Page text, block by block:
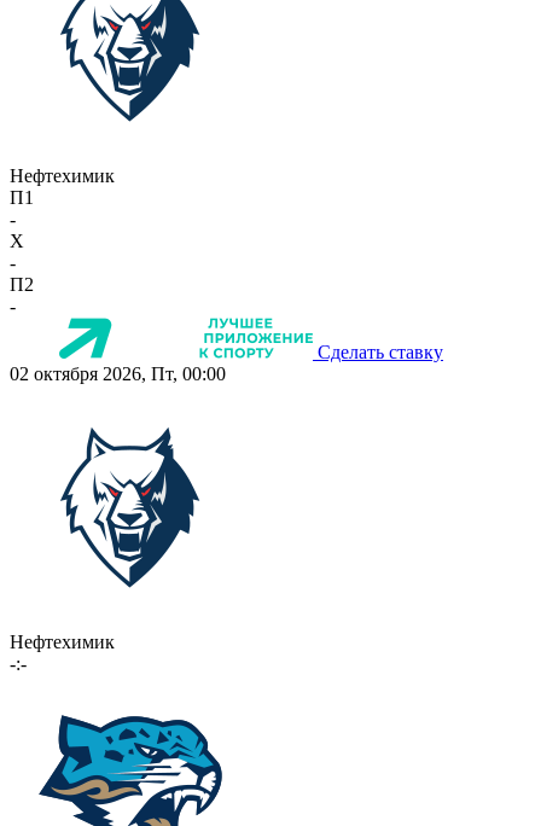
Нефтехимик
П1
-
X
-
П2
-
Сделать ставку
02 октября 2026, Пт, 00:00
Нефтехимик
-:-